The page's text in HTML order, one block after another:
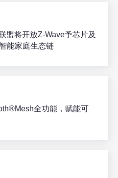
盟将开放Z-Wave予芯片及
能家庭生态链
全功能，赋能可